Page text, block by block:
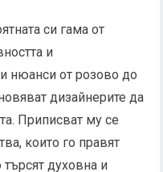
си гама от
и
нюанси от розово до
дизайнерите да
Приписват му се
които го правят
търсят духовна и